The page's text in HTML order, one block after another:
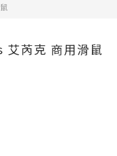
艾芮克 商用滑鼠